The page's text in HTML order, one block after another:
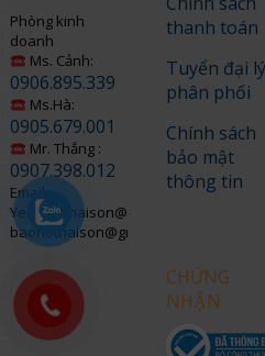
Phòng kinh
doanh
Ms. Cảnh:
0906.895.339
Ms.Hà:
0905.679.001
Mr. Thắng :
0907.398.012
Email:
Yenngo.thaison@gmail.com
baohothaison@gmail.com
thanh toán
Tuyển đại lý
phân phối
Chính sách
bảo mật
thông tin
CHỨNG
NHẬN